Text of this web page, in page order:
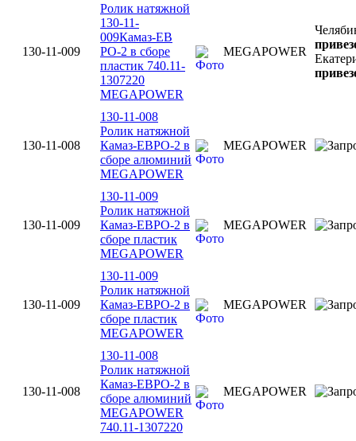
130-11-009
Ролик натяжной
130-11-
009Камаз-ЕВ
РО-2 в сборе
пластик 740.11-
1307220
MEGAPOWER
MEGAPOWER
130-11-008
130-11-008
Ролик натяжной
Камаз-ЕВРО-2 в
сборе алюминий
MEGAPOWER
MEGAPOWER
130-11-009
130-11-009
Ролик натяжной
Камаз-ЕВРО-2 в
сборе пластик
MEGAPOWER
MEGAPOWER
130-11-009
130-11-009
Ролик натяжной
Камаз-ЕВРО-2 в
сборе пластик
MEGAPOWER
MEGAPOWER
130-11-008
130-11-008
Ролик натяжной
Камаз-ЕВРО-2 в
сборе алюминий
MEGAPOWER
740.11-1307220
MEGAPOWER